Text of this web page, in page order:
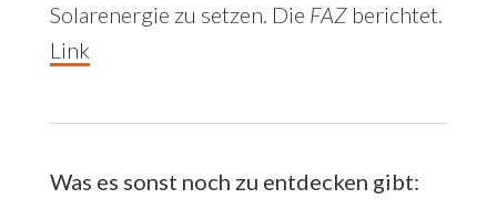
Solarenergie zu setzen. Die FAZberichtet.
Link
Was es sonst noch zu entdecken gibt: